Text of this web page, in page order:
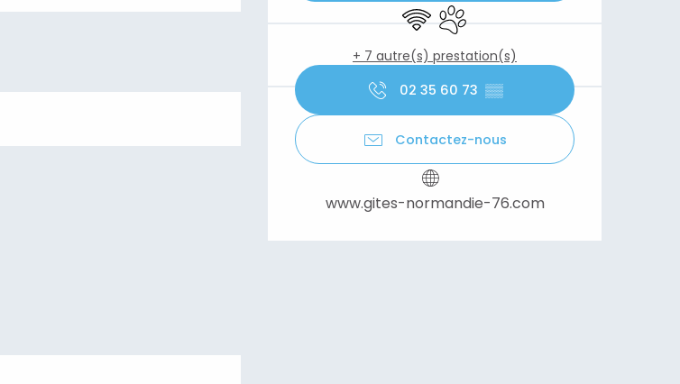
WiFi Animaux acceptés
+ 7 autre(s) prestation(s)
02 35 60 73 ▒▒
Contactez-nous
www.gites-normandie-76.com